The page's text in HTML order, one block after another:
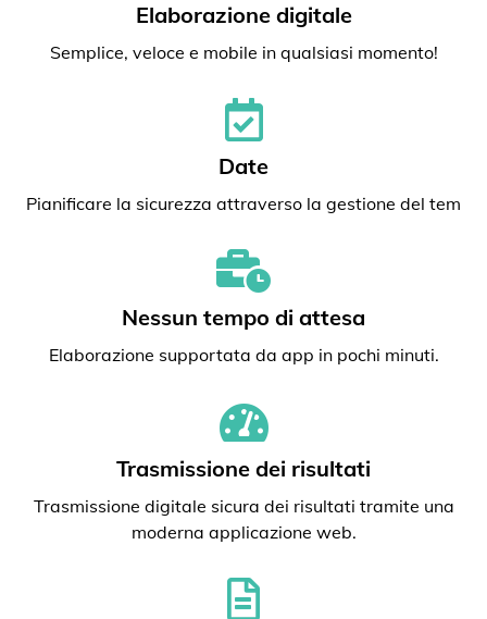
Elaborazione digitale
Semplice, veloce e mobile in qualsiasi momento!
Date
Pianificare la sicurezza attraverso la gestione del tem
Nessun tempo di attesa
Elaborazione supportata da app in pochi minuti.
Trasmissione dei risultati
Trasmissione digitale sicura dei risultati tramite una
moderna applicazione web.